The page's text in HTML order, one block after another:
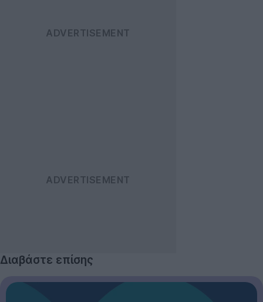
Διαβάστε επίσης